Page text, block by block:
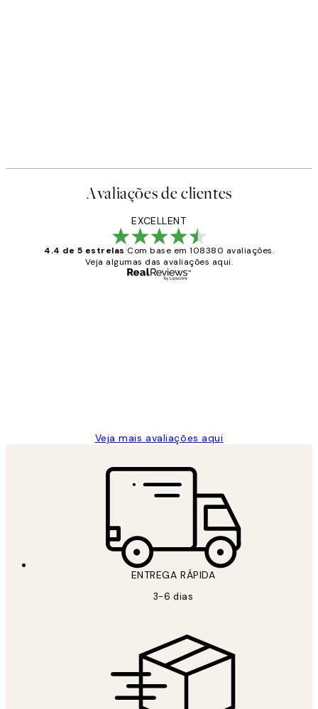
Avaliações de clientes
EXCELLENT
4.4 de 5 estrelas Com base em 108380 avaliações.
Veja algumas das avaliações aqui.
Veja mais avaliações aqui
ENTREGA RÁPIDA
3-6 dias